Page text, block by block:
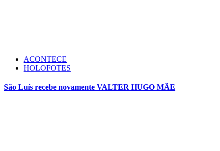
ACONTECE
HOLOFOTES
São Luís recebe novamente VALTER HUGO MÃE